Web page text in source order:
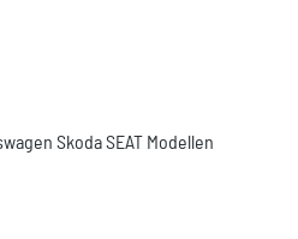
Skoda SEAT Modellen